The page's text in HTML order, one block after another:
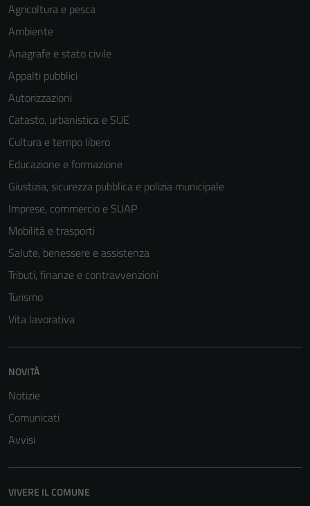
Agricoltura e pesca
Ambiente
Anagrafe e stato civile
Appalti pubblici
Autorizzazioni
Catasto, urbanistica e SUE
Cultura e tempo libero
Educazione e formazione
Giustizia, sicurezza pubblica e polizia municipale
Imprese, commercio e SUAP
Mobilità e trasporti
Salute, benessere e assistenza
Tributi, finanze e contravvenzioni
Turismo
Vita lavorativa
NOVITÀ
Notizie
Comunicati
Avvisi
VIVERE IL COMUNE
Tecnici